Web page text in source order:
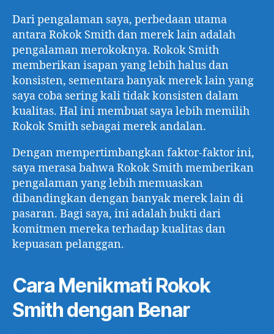
Dari pengalaman saya, perbedaan utama
antara Rokok Smith dan merek lain adalah
pengalaman merokoknya. Rokok Smith
memberikan isapan yang lebih halus dan
konsisten, sementara banyak merek lain yang
saya coba sering kali tidak konsisten dalam
kualitas. Hal ini membuat saya lebih memilih
Rokok Smith sebagai merek andalan.
Dengan mempertimbangkan faktor-faktor ini,
saya merasa bahwa Rokok Smith memberikan
pengalaman yang lebih memuaskan
dibandingkan dengan banyak merek lain di
pasaran. Bagi saya, ini adalah bukti dari
komitmen mereka terhadap kualitas dan
kepuasan pelanggan.
Cara Menikmati Rokok
Smith dengan Benar